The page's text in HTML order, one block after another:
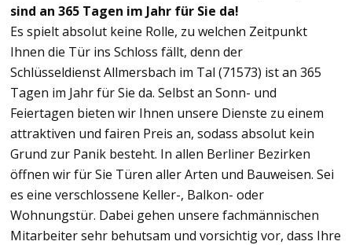
sind an 365 Tagen im Jahr für Sie da!
Es spielt absolut keine Rolle, zu welchen Zeitpunkt
Ihnen die Tür ins Schloss fällt, denn der
Schlüsseldienst Allmersbach im Tal (71573) ist an 365
Tagen im Jahr für Sie da. Selbst an Sonn- und
Feiertagen bieten wir Ihnen unsere Dienste zu einem
attraktiven und fairen Preis an, sodass absolut kein
Grund zur Panik besteht. In allen Berliner Bezirken
öffnen wir für Sie Türen aller Arten und Bauweisen. Sei
es eine verschlossene Keller-, Balkon- oder
Wohnungstür. Dabei gehen unsere fachmännischen
Mitarbeiter sehr behutsam und vorsichtig vor, dass Ihre